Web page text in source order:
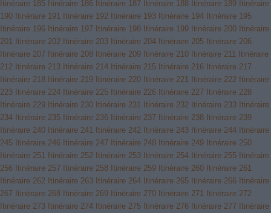
Itinéraire 185 Itinéraire 186 Itinéraire 187 Itinéraire 188 Itinéraire 189 Itinéraire
190 Itinéraire 191 Itinéraire 192 Itinéraire 193 Itinéraire 194 Itinéraire 195
Itinéraire 196 Itinéraire 197 Itinéraire 198 Itinéraire 199 Itinéraire 200 Itinéraire
201 Itinéraire 202 Itinéraire 203 Itinéraire 204 Itinéraire 205 Itinéraire 206
Itinéraire 207 Itinéraire 208 Itinéraire 209 Itinéraire 210 Itinéraire 211 Itinéraire
212 Itinéraire 213 Itinéraire 214 Itinéraire 215 Itinéraire 216 Itinéraire 217
Itinéraire 218 Itinéraire 219 Itinéraire 220 Itinéraire 221 Itinéraire 222 Itinéraire
223 Itinéraire 224 Itinéraire 225 Itinéraire 226 Itinéraire 227 Itinéraire 228
Itinéraire 229 Itinéraire 230 Itinéraire 231 Itinéraire 232 Itinéraire 233 Itinéraire
234 Itinéraire 235 Itinéraire 236 Itinéraire 237 Itinéraire 238 Itinéraire 239
Itinéraire 240 Itinéraire 241 Itinéraire 242 Itinéraire 243 Itinéraire 244 Itinéraire
245 Itinéraire 246 Itinéraire 247 Itinéraire 248 Itinéraire 249 Itinéraire 250
Itinéraire 251 Itinéraire 252 Itinéraire 253 Itinéraire 254 Itinéraire 255 Itinéraire
256 Itinéraire 257 Itinéraire 258 Itinéraire 259 Itinéraire 260 Itinéraire 261
Itinéraire 262 Itinéraire 263 Itinéraire 264 Itinéraire 265 Itinéraire 266 Itinéraire
267 Itinéraire 268 Itinéraire 269 Itinéraire 270 Itinéraire 271 Itinéraire 272
Itinéraire 273 Itinéraire 274 Itinéraire 275 Itinéraire 276 Itinéraire 277 Itinéraire